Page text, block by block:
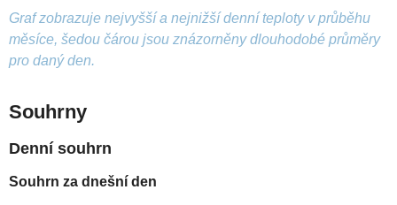
Graf zobrazuje nejvyšší a nejnižší denní teploty v průběhu
měsíce, šedou čárou jsou znázorněny dlouhodobé průměry
pro daný den.
Souhrny
Denní souhrn
Souhrn za dnešní den